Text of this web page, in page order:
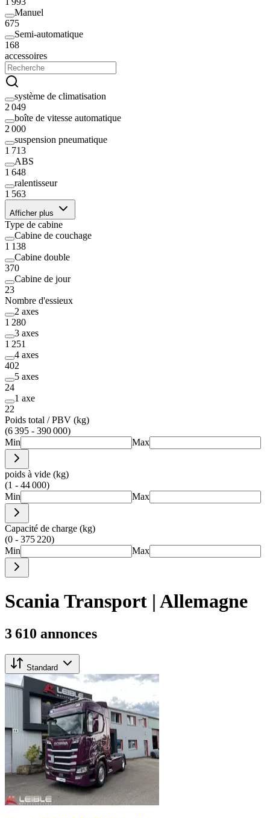
Manuel
675
Semi-automatique
168
accessoires
système de climatisation
2 049
boîte de vitesse automatique
2 000
suspension pneumatique
1 713
ABS
1 648
ralentisseur
1 563
Afficher plus
Type de cabine
Cabine de couchage
1 138
Cabine double
370
Cabine de jour
23
Nombre d'essieux
2 axes
1 280
3 axes
1 251
4 axes
402
5 axes
24
1 axe
22
Poids total / PBV (kg)
(6 395 - 390 000)
Min
Max
poids à vide (kg)
(1 - 44 000)
Min
Max
Capacité de charge (kg)
(0 - 375 220)
Min
Max
Scania Transport | Allemagne
3 610 annonces
Standard